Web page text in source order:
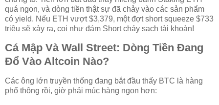
quá ngon, và dòng tiền thật sự đã chảy vào các sản phẩm
có yield. Nếu ETH vượt $3,379, một đợt short squeeze $733
triệu sẽ xảy ra, coi như đám Short cháy sạch tài khoản!
Cá Mập Và Wall Street: Dòng Tiền Đang
Đổ Vào Altcoin Nào?
Các ông lớn truyền thống đang bắt đầu thấy BTC là hàng
phổ thông rồi, giờ phải múc hàng ngon hơn: